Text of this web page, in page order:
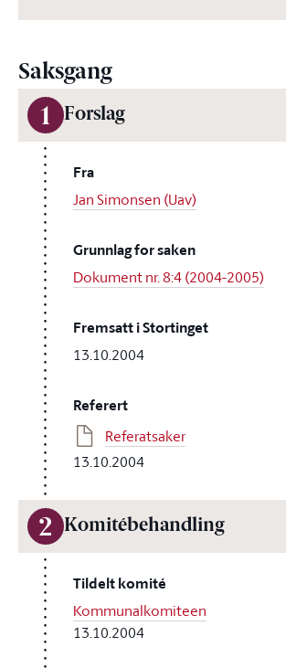
Saksgang
1 Forslag
Fra
Jan Simonsen (Uav)
Grunnlag for saken
Dokument nr. 8:4 (2004-2005)
Fremsatt i Stortinget
13.10.2004
Referert
Referatsaker
13.10.2004
2 Komitébehandling
Tildelt komité
Kommunalkomiteen
13.10.2004